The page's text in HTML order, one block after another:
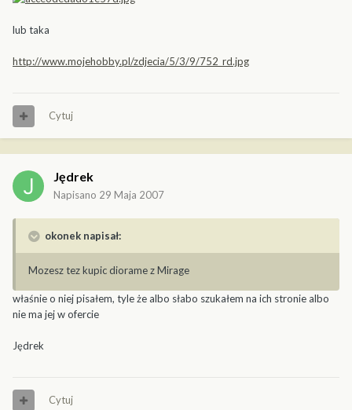
lub taka
http://www.mojehobby.pl/zdjecia/5/3/9/752_rd.jpg
Cytuj
Jędrek
Napisano 29 Maja 2007
okonek napisał:
Mozesz tez kupic diorame z Mirage
właśnie o niej pisałem, tyle że albo słabo szukałem na ich stronie albo
nie ma jej w ofercie
Jędrek
Cytuj